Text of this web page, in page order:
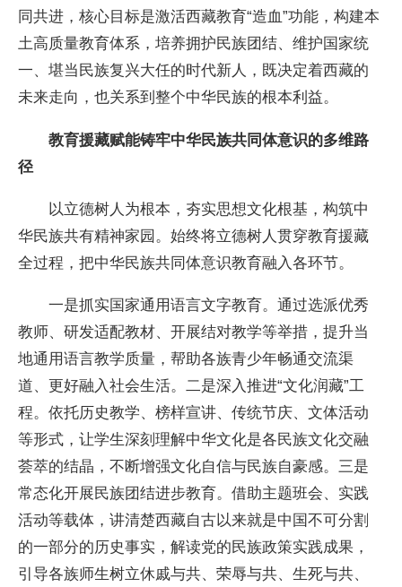
同共进，核心目标是激活西藏教育“造血”功能，构建本
土高质量教育体系，培养拥护民族团结、维护国家统
一、堪当民族复兴大任的时代新人，既决定着西藏的
未来走向，也关系到整个中华民族的根本利益。
教育援藏赋能铸牢中华民族共同体意识的多维路
径
以立德树人为根本，夯实思想文化根基，构筑中
华民族共有精神家园。始终将立德树人贯穿教育援藏
全过程，把中华民族共同体意识教育融入各环节。
一是抓实国家通用语言文字教育。通过选派优秀
教师、研发适配教材、开展结对教学等举措，提升当
地通用语言教学质量，帮助各族青少年畅通交流渠
道、更好融入社会生活。二是深入推进“文化润藏”工
程。依托历史教学、榜样宣讲、传统节庆、文体活动
等形式，让学生深刻理解中华文化是各民族文化交融
荟萃的结晶，不断增强文化自信与民族自豪感。三是
常态化开展民族团结进步教育。借助主题班会、实践
活动等载体，讲清楚西藏自古以来就是中国不可分割
的一部分的历史事实，解读党的民族政策实践成果，
引导各族师生树立休戚与共、荣辱与共、生死与共、